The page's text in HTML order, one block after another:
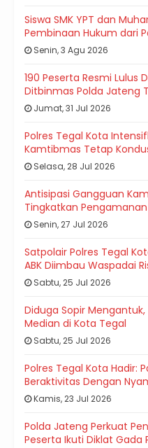
Siswa SMK YPT dan
Pembinaan Hukum dari
Senin, 3 Agu 2026
190 Peserta Resmi Lulus
Ditbinmas Polda Jateng
Jumat, 31 Jul 2026
Polres Tegal Kota
Kamtibmas Tetap
Selasa, 28 Jul 2026
Antisipasi Gangguan
Tingkatkan
Senin, 27 Jul 2026
Satpolair Polres Tegal
ABK Diimbau Waspadai
Sabtu, 25 Jul 2026
Diduga Sopir
Median di Kota Tegal
Sabtu, 25 Jul 2026
Polres Tegal Kota Hadir:
Beraktivitas Dengan
Kamis, 23 Jul 2026
Polda Jateng Perkuat
Peserta Ikuti Diklat